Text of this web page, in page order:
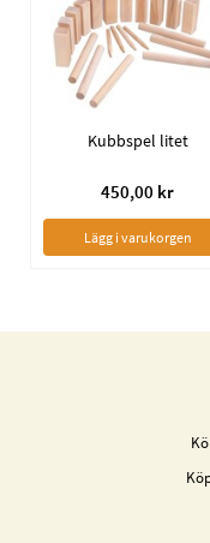
Kubbspel litet
450,00 kr
Lägg i varukorgen